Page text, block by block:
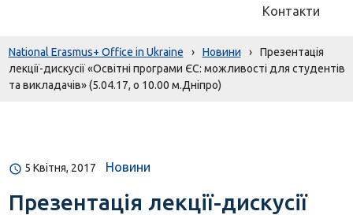
Контакти
National Erasmus+ Office in Ukraine › Новини ›
Презентація
лекції-дискусії «Освітні програми ЄС: можливості для студентів
та викладачів» (5.04.17, о 10.00 м.Дніпро)
5 Квітня, 2017 Новини
Презентація лекції-дискусії